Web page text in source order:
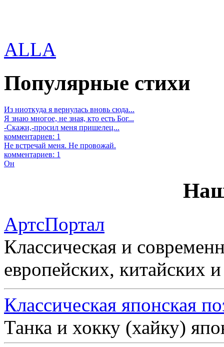
ALLA
Популярные стихи
Из ниоткуда я вернулась вновь сюда...
Я знаю многое, не зная, кто есть Бог...
-Скажи,-просил меня пришелец...
комментариев: 1
Не встречай меня. Не провожай.
комментариев: 1
Он
АртсПортал
Классическая и
европейских, китайских
Классическая японская
Танка и хокку (хайку)